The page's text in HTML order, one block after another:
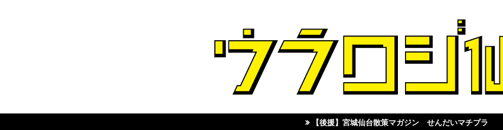
【後援】宮城仙台散策マガジン せんだいマチプラ